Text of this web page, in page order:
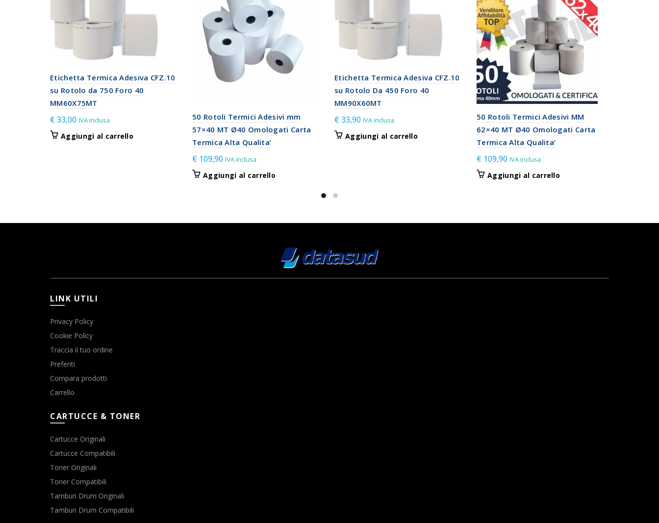
Etichetta Termica Adesiva CFZ.10
su Rotolo da 750 Foro 40
MM60X75MT
€33,00 IVA inclusa
Aggiungi al carrello
50 Rotoli Termici Adesivi mm
57×40 MT Ø40 Omologati Carta
Termica Alta Qualita’
€ 109,90 IVA inclusa
Aggiungi al carrello
Etichetta Termica Adesiva CFZ.10
su Rotolo Da 450 Foro 40
MM90X60MT
€33,90 IVA inclusa
Aggiungi al carrello
50 Rotoli Termici Adesivi MM
62×40 MT Ø40 Omologati Carta
Termica Alta Qualita’
€ 109,90 IVA inclusa
Aggiungi al carrello
LINK UTILI
Privacy Policy
Cookie Policy
Traccia il tuo ordine
Preferiti
Compara prodotti
Carrello
CARTUCCE & TONER
Cartucce Originali
Cartucce Compatibili
Toner Originali
Toner Compatibili
Tamburi Drum Originali
Tamburi Drum Compatibili